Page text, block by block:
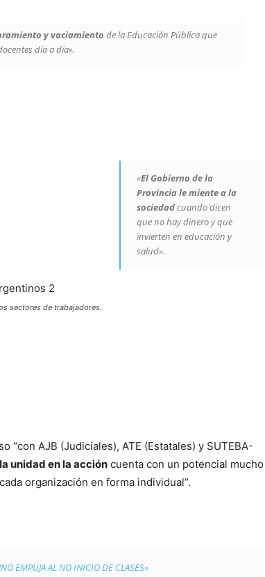
y vaciamiento de la Educación Pública que
día a día».
«El Gobierno de la
Provincia le miente a la
sociedadcuando dicen
que no hay dinero y que
invierten en educación y
salud».
sectores de trabajadores.
AJB (Judiciales), ATE (Estatales) y SUTEBA-
la unidad en la acción cuenta con un potencial mucho
organización en forma individual”.
EMPUJA AL NO INICIO DE CLASES»